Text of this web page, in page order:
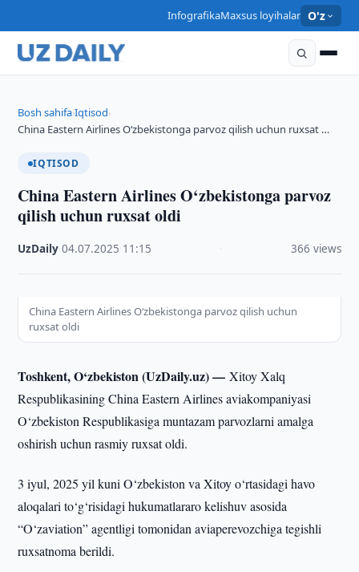
InfografikaMaxsus loyihalar O'z
Bosh sahifa›Iqtisod›
China Eastern Airlines O‘zbekistonga parvoz qilish uchun ruxsat …
IQTISOD
China Eastern Airlines O‘zbekistonga parvoz
qilish uchun ruxsat oldi
UzDaily ·04.07.2025 11:15 366 views
China Eastern Airlines O‘zbekistonga parvoz qilish uchun
ruxsat oldi
Toshkent, O‘zbekiston (UzDaily.uz) —Xitoy Xalq
Respublikasining China Eastern Airlines aviakompaniyasi
O‘zbekiston Respublikasiga muntazam parvozlarni amalga
oshirish uchun rasmiy ruxsat oldi.
3 iyul, 2025 yil kuni O‘zbekiston va Xitoy o‘rtasidagi havo
aloqalari to‘g‘risidagi hukumatlararo kelishuv asosida
“O‘zaviation” agentligi tomonidan aviaperevozchiga tegishli
ruxsatnoma berildi.